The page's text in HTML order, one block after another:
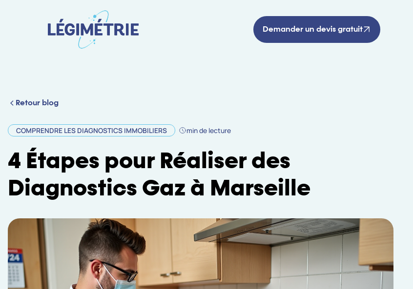
Demander un devis gratuit
Retour blog
COMPRENDRE LES DIAGNOSTICS IMMOBILIERS min de lecture
4 Étapes pour Réaliser des
Diagnostics Gaz à Marseille